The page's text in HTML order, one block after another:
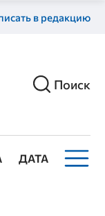
в редакцию
Поиск
ДАТА